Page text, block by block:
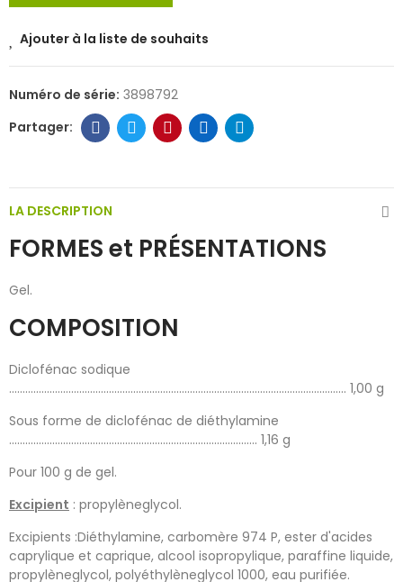
Ajouter à la liste de souhaits
Numéro de série: 3898792
LA DESCRIPTION
FORMES et PRÉSENTATIONS
Gel.
COMPOSITION
Diclofénac sodique
............................................................................................................................. 1,00 g
Sous forme de diclofénac de diéthylamine
............................................................................................ 1,16 g
Pour 100 g de gel.
Excipient : propylèneglycol.
Excipients :Diéthylamine, carbomère 974 P, ester d'acides
caprylique et caprique, alcool isopropylique, paraffine liquide,
propylèneglycol, polyéthylèneglycol 1000, eau purifiée.